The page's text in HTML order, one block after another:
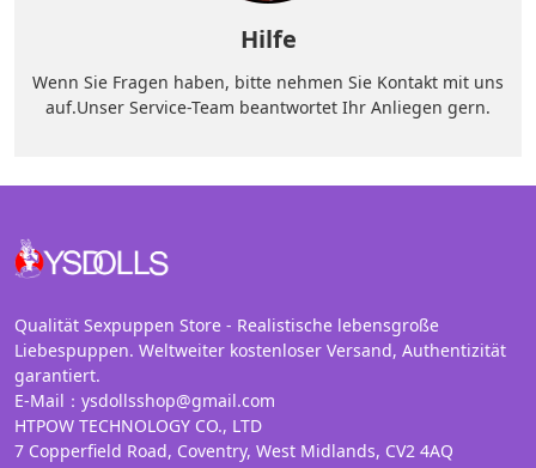
Hilfe
Wenn Sie Fragen haben, bitte nehmen Sie Kontakt mit uns
auf.Unser Service-Team beantwortet Ihr Anliegen gern.
Qualität Sexpuppen Store - Realistische lebensgroße
Liebespuppen. Weltweiter kostenloser Versand, Authentizität
garantiert.
E-Mail：ysdollsshop@gmail.com
HTPOW TECHNOLOGY CO., LTD
7 Copperfield Road, Coventry, West Midlands, CV2 4AQ